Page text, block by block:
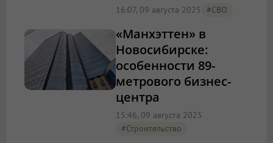
16:07, 09 августа 2025 #СВО
«Манхэттен» в
Новосибирске:
особенности 89-
метрового бизнес-
центра
15:46, 09 августа 2025
#Строительство